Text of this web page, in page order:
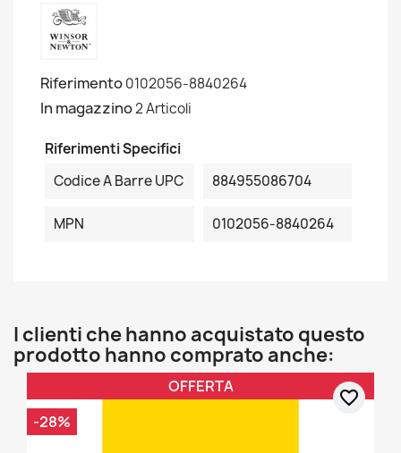
Riferimento0102056-8840264
In magazzino2 Articoli
Riferimenti Specifici
Codice A Barre UPC
884955086704
MPN 0102056-8840264
I clienti che hanno acquistato questo
prodotto hanno comprato anche:
OFFERTA
-28%
favorite_border